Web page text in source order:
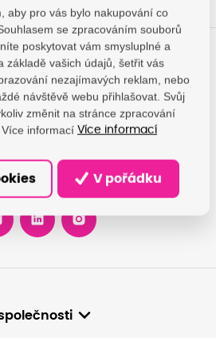
otázky?
najít nejvhodnější řešení.
+420 770 130 093
po-pá: 8-16 h.
aby pro vás bylo nakupování co
se zpracováním souborů
poskytovat vám smysluplné a
základě vašich údajů, šetřit vás
nezajímavých reklam, nebo
návštěvě webu přihlašovat. Svůj
změnit na stránce zpracování
informací Více informací
V pořádku